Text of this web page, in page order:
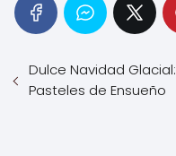
Dulce Navidad Glacial:
Pasteles de Ensueño